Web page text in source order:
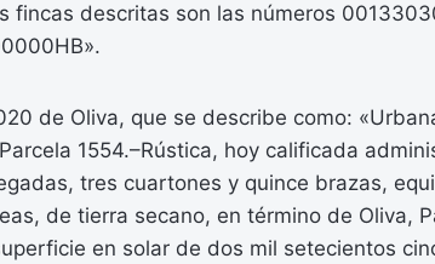
fincas descritas son las números
de Oliva, que se describe como:
1554.–Rústica, hoy calificada
tres cuartones y quince brazas,
de tierra secano, en término de Oliva,
en solar de dos mil setecientos